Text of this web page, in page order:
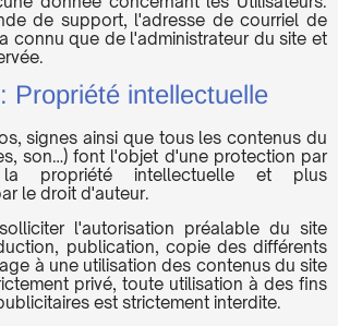
de support, l'adresse de courriel de
connu que de l'administrateur du site et
Propriété intellectuelle
signes ainsi que tous les contenus du
son…) font l'objet d'une protection par
propriété intellectuelle et plus
le droit d'auteur.
l'autorisation préalable du site
publication, copie des différents
à une utilisation des contenus du site
privé, toute utilisation à des fins
est strictement interdite.